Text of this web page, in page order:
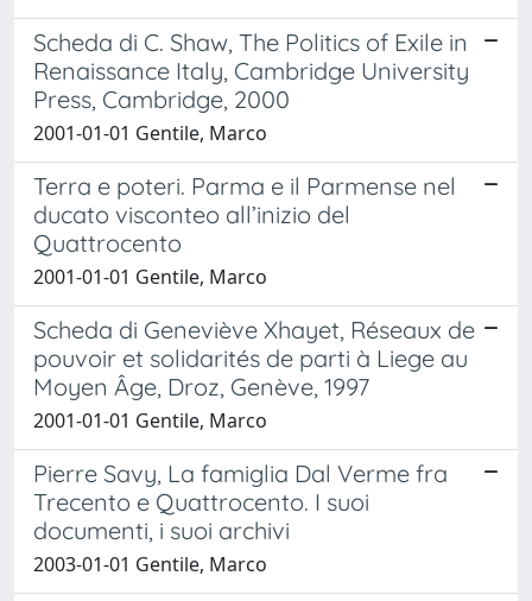
Scheda di C. Shaw, The Politics of Exile in
Renaissance Italy, Cambridge University
Press, Cambridge, 2000
2001-01-01 Gentile, Marco
Terra e poteri. Parma e il Parmense nel
ducato visconteo all’inizio del
Quattrocento
2001-01-01 Gentile, Marco
Scheda di Geneviève Xhayet, Réseaux de
pouvoir et solidarités de parti à Liege au
Moyen Âge, Droz, Genève, 1997
2001-01-01 Gentile, Marco
Pierre Savy, La famiglia Dal Verme fra
Trecento e Quattrocento. I suoi
documenti, i suoi archivi
2003-01-01 Gentile, Marco